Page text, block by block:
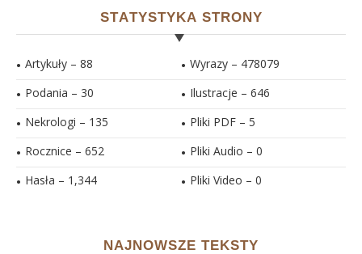
STATYSTYKA STRONY
Artykuły – 88
Podania – 30
Nekrologi – 135
Rocznice – 652
Hasła – 1,344
Wyrazy – 478079
Ilustracje – 646
Pliki PDF – 5
Pliki Audio – 0
Pliki Video – 0
NAJNOWSZE TEKSTY